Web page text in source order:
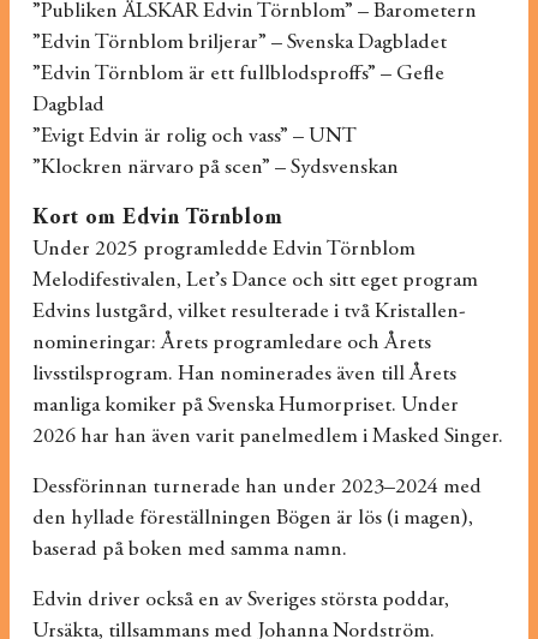
”Publiken ÄLSKAR Edvin Törnblom” – Barometern
”Edvin Törnblom briljerar” – Svenska Dagbladet
”Edvin Törnblom är ett fullblodsproffs” – Gefle
Dagblad
”Evigt Edvin är rolig och vass” – UNT
”Klockren närvaro på scen” – Sydsvenskan
Kort om Edvin Törnblom
Under 2025 programledde Edvin Törnblom
Melodifestivalen, Let’s Dance och sitt eget program
Edvins lustgård, vilket resulterade i två Kristallen-
nomineringar: Årets programledare och Årets
livsstilsprogram. Han nominerades även till Årets
manliga komiker på Svenska Humorpriset. Under
2026 har han även varit panelmedlem i Masked Singer.
Dessförinnan turnerade han under 2023–2024 med
den hyllade föreställningen Bögen är lös (i magen),
baserad på boken med samma namn.
Edvin driver också en av Sveriges största poddar,
Ursäkta, tillsammans med Johanna Nordström.